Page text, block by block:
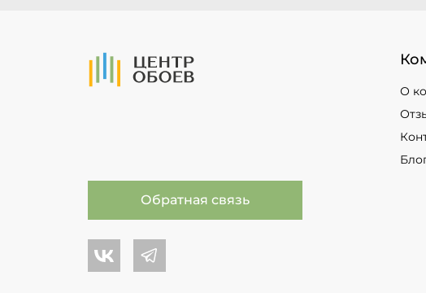
На Главную
О
Обратная связь
Центр обоев во Вконтакте
Центр обоев в Телеграме